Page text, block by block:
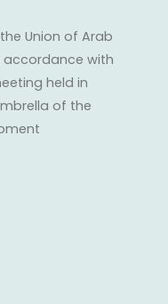
Union of Arab
accordance with
held in
of the